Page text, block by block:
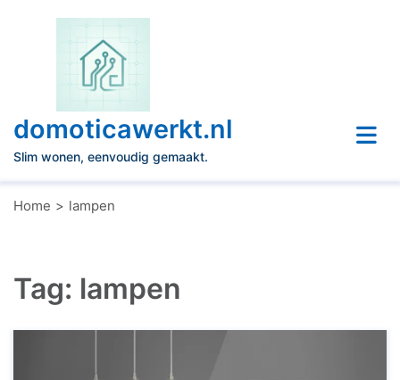
domoticawerkt.nl
Slim wonen, eenvoudig gemaakt.
Home lampen
Tag: lampen